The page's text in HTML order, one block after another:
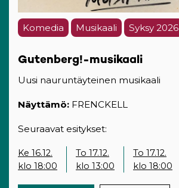
Komedia Musikaali Syksy 2026
Gutenberg!-musikaali
Uusi nauruntäyteinen musikaali
Näyttämö: FRENCKELL
Seuraavat esitykset:
Ke 16.12.
klo 18:00
To 17.12.
klo 13:00
To 17.12.
klo 18:00